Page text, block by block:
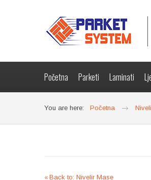
Početna Parketi Laminati
You are here: Početna
Back to: Nivelir Mase